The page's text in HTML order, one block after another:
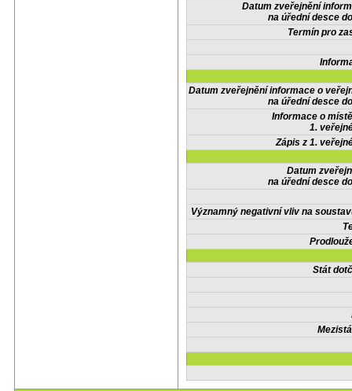
Datum zveřejnění
na úřední desce
Termín pro
Datum zveřejnění informace o
na úřední desce
Informace o
1.
Zápis z 1.
Datum
na úřední desce
Významný negativní vliv na
Stát